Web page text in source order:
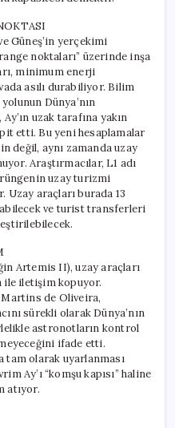
Güneş’in yerçekimi
noktaları” üzerinde inşa
minimum enerji
asılı durabiliyor. Bilim
Dünya’nın
uzak tarafına yakın
etti. Bu yeni hesaplamalar
değil, aynı zamanda uzay
Araştırmacılar, L1 adı
uzay turizmi
araçları burada 13
ve turist transferleri
Artemis II), uzay araçları
ile iletişim kopuyor.
de Oliveira,
sürekli olarak Dünya’nın
astronotların kontrol
ifade etti.
tam olarak uyarlanması
Ay’ı “komşu kapısı” haline
atıyor.